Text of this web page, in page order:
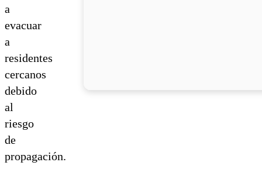
a
evacuar
a
residentes
cercanos
debido
al
riesgo
de
propagación.